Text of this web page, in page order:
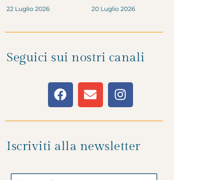
22 Luglio 2026 20 Luglio 2026
Seguici sui nostri canali
Iscriviti alla newsletter